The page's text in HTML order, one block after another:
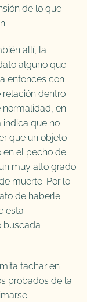
de lo que
allí, la
alguno que
entonces con
dentro
en
indica que no
que un objeto
en el pecho de
muy alto grado
muerte. Por lo
de haberle
esta
buscada
tachar en
probados de la